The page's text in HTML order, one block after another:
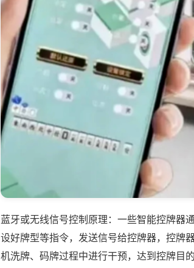
蓝牙或无线信号控制原理：一些智能控牌器
设好牌型等指令，发送信号给控牌器，控牌
机洗牌、码牌过程中进行干预，达到控牌目的